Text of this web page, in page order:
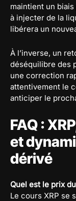
maintient un
à injecter de la
libérera un
À l’inverse, un
déséquilibre des
une correction
attentivement le
anticiper le
FAQ :
et
dérivé
Quel est le prix
Le cours XRP se